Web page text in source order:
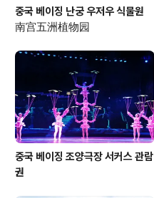
중국 베이징 난궁 우저우 식물원
南宫五洲植物园
중국 베이징 조양극장 서커스 관람
권